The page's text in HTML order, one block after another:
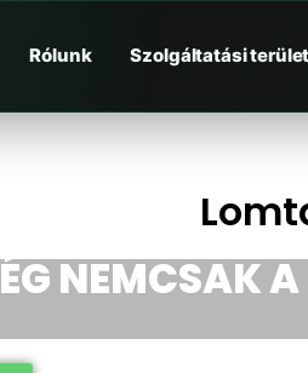
Rólunk Szolgáltatási
NEMCSAK